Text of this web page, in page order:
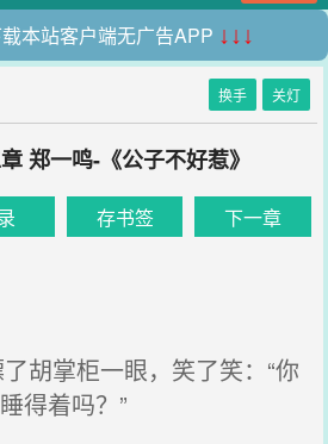
本站客户端无广告APP ↓↓↓
换手 关灯
郑一鸣-《公子不好惹》
存书签 下一章
胡掌柜一眼，笑了笑：“你
得着吗？”